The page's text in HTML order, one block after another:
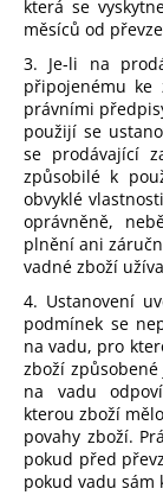
která se
měsíců od
3. Je-li na
připojenému
právními
použijí se
se prodávající
způsobilé k
obvyklé
oprávněně,
plnění ani
vadné zboží
4. Ustanovení
podmínek se
na vadu, pro
zboží
na vadu
kterou zboží
povahy zboží.
pokud před
pokud vadu